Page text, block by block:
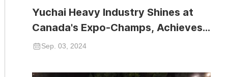
Yuchai Heavy Industry Shines at
Canada's Expo-Champs, Achieves
Significant Success
Sep. 03, 2024